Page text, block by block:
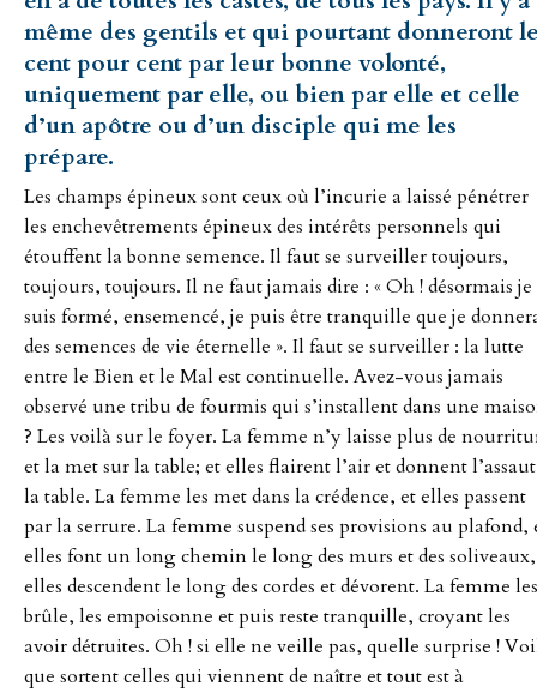
même des gentils et qui pourtant donneront
cent pour cent par leur bonne volonté,
uniquement par elle, ou bien par elle et celle
d’un apôtre ou d’un disciple qui me les
prépare.
Les champs épineux sont ceux où l’incurie a laissé pénétrer
les enchevêtrements épineux des intérêts personnels qui
étouffent la bonne semence. Il faut se surveiller toujours,
toujours, toujours. Il ne faut jamais dire : « Oh ! désormais je
suis formé, ensemencé, je puis être tranquille que je
des semences de vie éternelle ». Il faut se surveiller : la lutte
entre le Bien et le Mal est continuelle. Avez-vous jamais
observé une tribu de fourmis qui s’installent dans une
? Les voilà sur le foyer. La femme n’y laisse plus de
et la met sur la table; et elles flairent l’air et donnent
la table. La femme les met dans la crédence, et elles passent
par la serrure. La femme suspend ses provisions au plafond,
elles font un long chemin le long des murs et des soliveaux,
elles descendent le long des cordes et dévorent. La femme les
brûle, les empoisonne et puis reste tranquille, croyant les
avoir détruites. Oh ! si elle ne veille pas, quelle surprise !
que sortent celles qui viennent de naître et tout est à